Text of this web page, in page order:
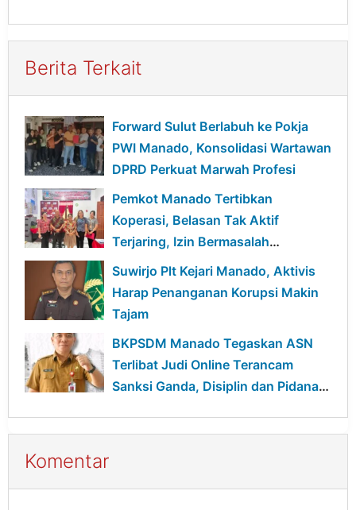
Berita Terkait
Forward Sulut Berlabuh ke Pokja
PWI Manado, Konsolidasi Wartawan
DPRD Perkuat Marwah Profesi
Pemkot Manado Tertibkan
Koperasi, Belasan Tak Aktif
Terjaring, Izin Bermasalah
Terancam Sanksi
Suwirjo Plt Kejari Manado, Aktivis
Harap Penanganan Korupsi Makin
Tajam
BKPSDM Manado Tegaskan ASN
Terlibat Judi Online Terancam
Sanksi Ganda, Disiplin dan Pidana
Komentar